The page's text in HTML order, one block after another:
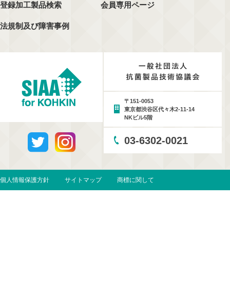
登録加工製品検索
法規制及び障害事例
会員専用ページ
〒151-0053
東京都渋谷区代々木2-11-14
NKビル5階
03-6302-0021
個人情報保護方針 サイトマップ 商標に関して